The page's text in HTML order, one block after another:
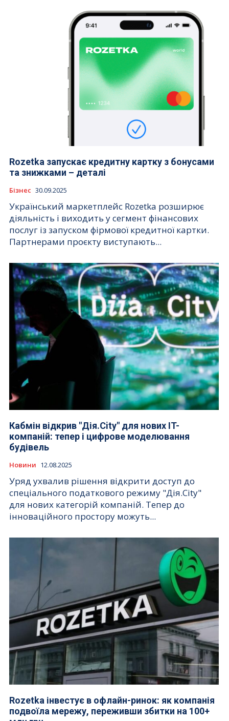
Rozetka запускає кредитну картку з бонусами
та знижками – деталі
Бізнес 30.09.2025
Український маркетплейс Rozetka розширює
діяльність і виходить у сегмент фінансових
послуг із запуском фірмової кредитної картки.
Партнерами проєкту виступають...
Кабмін відкрив "Дія.City" для нових IT-
компаній: тепер і цифрове моделювання
будівель
Новини 12.08.2025
Уряд ухвалив рішення відкрити доступ до
спеціального податкового режиму "Дія.City"
для нових категорій компаній. Тепер до
інноваційного простору можуть...
Rozetka інвестує в офлайн-ринок: як компанія
подвоїла мережу, переживши збитки на 100+